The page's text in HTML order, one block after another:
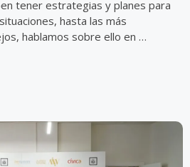
tener estrategias y planes para
hasta las más
hablamos sobre ello en …